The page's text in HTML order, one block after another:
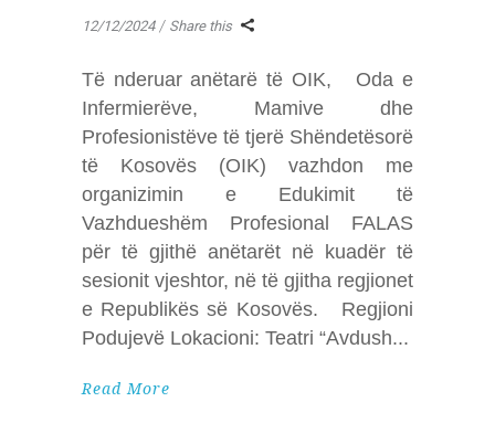
12/12/2024 Share this
Të nderuar anëtarë të OIK, Oda e
Infermierëve, Mamive dhe
Profesionistëve të tjerë Shëndetësorë
të Kosovës (OIK) vazhdon me
organizimin e Edukimit të
Vazhdueshëm Profesional FALAS
për të gjithë anëtarët në kuadër të
sesionit vjeshtor, në të gjitha regjionet
e Republikës së Kosovës. Regjioni
Podujevë Lokacioni: Teatri “Avdush
Read More